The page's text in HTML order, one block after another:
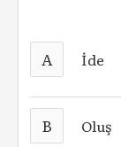
A İde
B Oluş